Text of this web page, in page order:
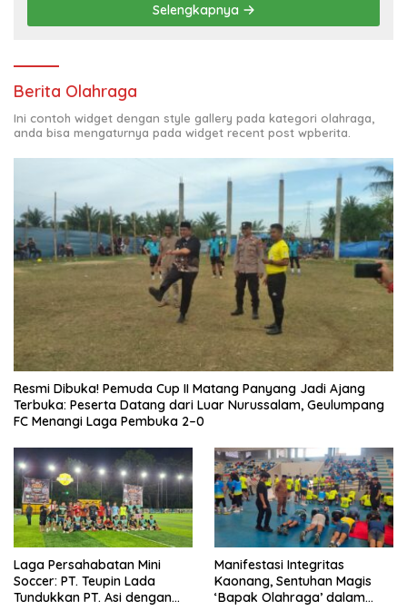
Selengkapnya
Berita Olahraga
Ini contoh widget dengan style gallery pada kategori olahraga,
anda bisa mengaturnya pada widget recent post wpberita.
Resmi Dibuka! Pemuda Cup II Matang Panyang Jadi Ajang
Terbuka: Peserta Datang dari Luar Nurussalam, Geulumpang
FC Menangi Laga Pembuka 2–0
Laga Persahabatan Mini
Soccer: PT. Teupin Lada
Tundukkan PT. Asi dengan
Manifestasi Integritas
Kaonang, Sentuhan Magis
‘Bapak Olahraga’ dalam